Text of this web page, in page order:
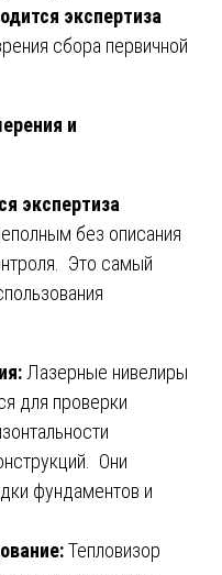
экспертиза
сбора первичной
и
экспертиза
без описания
Это самый
Лазерные нивелиры
для проверки
Они
фундаментов и
Тепловизор